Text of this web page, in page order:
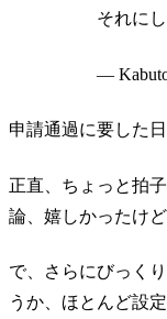
それに
—
申請通過に要した日
正直、ちょっと拍
論、嬉しかったけど
で、さらにびっく
うか、ほとんど設